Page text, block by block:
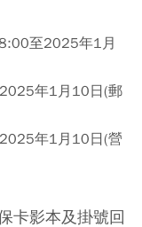
至2025年1月
年1月10日(郵
年1月10日(營
卡影本及掛號回